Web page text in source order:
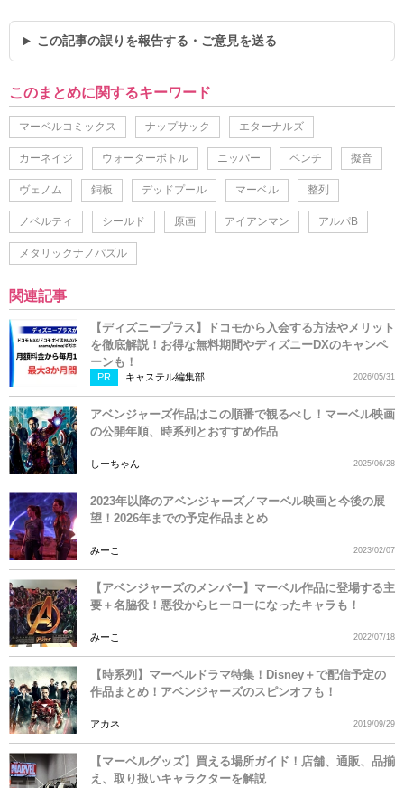
この記事の誤りを報告する・ご意見を送る
このまとめに関するキーワード
マーベルコミックス ナップサック エターナルズ
カーネイジ ウォーターボトル ニッパー ペンチ 擬音
ヴェノム 銅板 デッドプール マーベル 整列
ノベルティ シールド 原画 アイアンマン アルパB
メタリックナノパズル
関連記事
【ディズニープラス】ドコモから入会する方法やメリット
を徹底解説！お得な無料期間やディズニーDXのキャンペ
ーンも！
PR キャステル編集部 2026/05/31
アベンジャーズ作品はこの順番で観るべし！マーベル映画
の公開年順、時系列とおすすめ作品
しーちゃん 2025/06/28
2023年以降のアベンジャーズ／マーベル映画と今後の展
望！2026年までの予定作品まとめ
みーこ 2023/02/07
【アベンジャーズのメンバー】マーベル作品に登場する主
要＋名脇役！悪役からヒーローになったキャラも！
みーこ 2022/07/18
【時系列】マーベルドラマ特集！Disney＋で配信予定の
作品まとめ！アベンジャーズのスピンオフも！
アカネ 2019/09/29
【マーベルグッズ】買える場所ガイド！店舗、通販、品揃
え、取り扱いキャラクターを解説